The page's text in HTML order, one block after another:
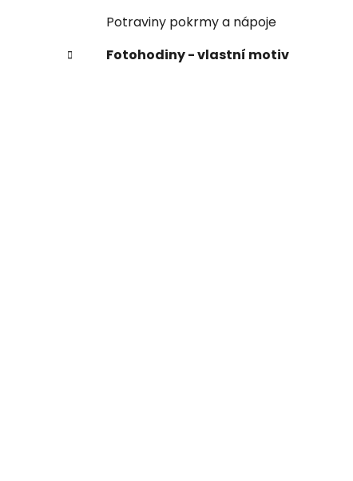
Potraviny pokrmy a nápoje
Fotohodiny - vlastní motiv